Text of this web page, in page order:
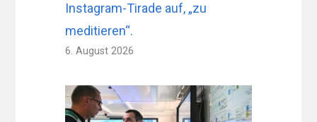
Instagram-Tirade auf, „zu
meditieren“.
6. August 2026